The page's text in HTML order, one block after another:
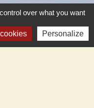
over what you want
Personalize